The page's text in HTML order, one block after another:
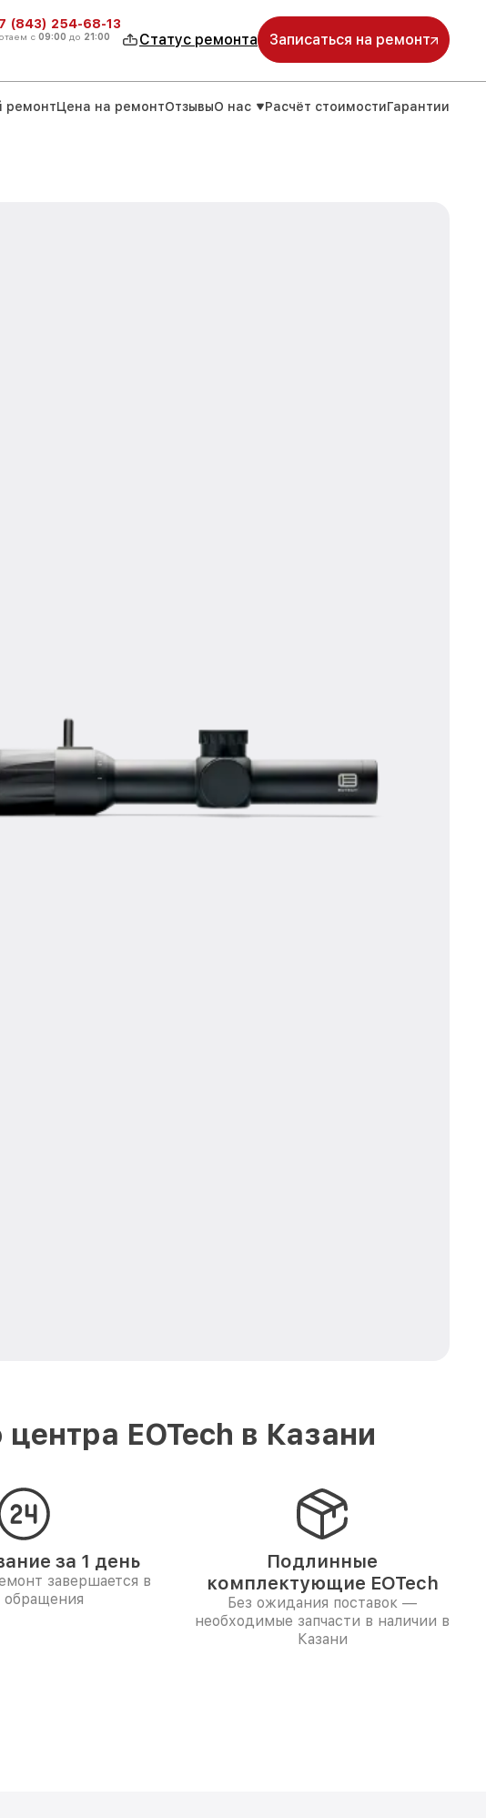
(843) 254-68-13
с 09:00 до 21:00 Статус ремонта Записаться на ремонт
ремонтЦена на ремонтОтзывыО нас Расчёт стоимостиГарантии
EOTech в Казани
за 1 день
завершается в
обращения
Подлинные
комплектующие EOTech
Без ожидания поставок —
необходимые запчасти в наличии в
Казани